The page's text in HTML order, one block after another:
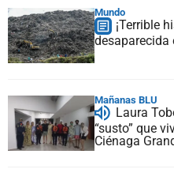
Mundo
¡Terrible
desaparecida
Mañanas BLU
Laura
“susto” que
Ciénaga